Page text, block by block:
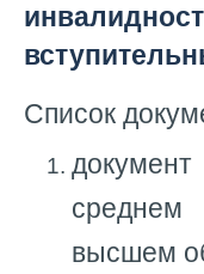
Список
высшем